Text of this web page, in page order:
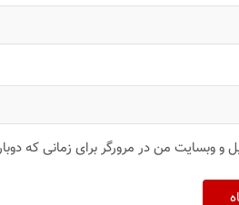
و وبسایت من در مرورگر برای زمانی که